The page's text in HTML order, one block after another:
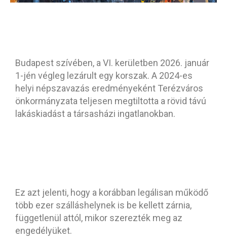
Budapest szívében, a VI. kerületben 2026. január
1-jén végleg lezárult egy korszak. A 2024-es
helyi népszavazás eredményeként Terézváros
önkormányzata teljesen megtiltotta a rövid távú
lakáskiadást a társasházi ingatlanokban.
Ez azt jelenti, hogy a korábban legálisan működő
több ezer szálláshelynek is be kellett zárnia,
függetlenül attól, mikor szerezték meg az
engedélyüket.